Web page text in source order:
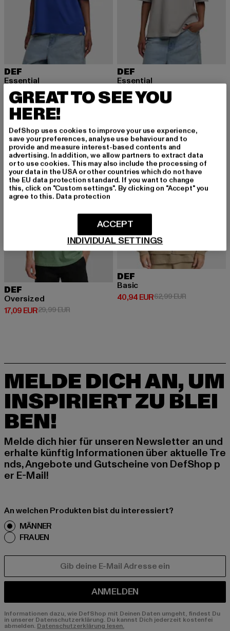
DEF
Essential
20,99 EUR
Derzeitiger Preis: 20,99 EUR
24,99 EURAktionspreis: 24,99 EUR
DEF
Essential
18,99 EUR
Derzeitiger Preis: 18,99 EUR
24,99 EUR
-43%
DEF
Oversized
17,09 EUR
Derzeitiger Preis: 17,09 EUR
29,99 EURAktionspreis: 29,99 EUR
-35%
DEF
Basic
40,94 EUR
Derzeitiger Preis: 40,94 EUR
62,99 EURAktionspreis:
MELDE DICH AN, UM
INSPIRIERT ZU BLEI
BEN!
Melde dich hier für unseren Newsletter an und
erhalte künftig Informationen über aktuelle Tre
nds, Angebote und Gutscheine von DefShop p
er E-Mail!
An welchen Produkten bist du interessiert?
MÄNNER
FRAUEN
ANMELDEN
Informationen dazu, wie DefShop mit Deinen Daten umgeht, findest Du
in unserer Datenschutzerklärung. Du kannst Dich jederzeit kostenfei
abmelden. Datenschutzerklärung lesen.
GREAT TO SEE YOU
HERE!
DefShop uses cookies to improve your use experience,
save your preferences, analyse use behaviour and to
provide and measure interest-based contents and
advertising. In addition, we allow partners to extract data
or to use cookies. This may also include the processing of
your data in the USA or other countries which do not have
the EU data protection standard. If you want to change
this, click on "Custom settings". By clicking on "Accept" you
agree to this. Data protection
INDIVIDUAL SETTINGS
ACCEPT